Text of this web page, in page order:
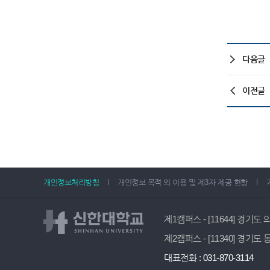
다음글
이전글
개인정보처리방침 개인정보 목적 외 이용 및 제3자 제공 현황
제1캠퍼스 - [11644] 경기도
제2캠퍼스 - [11340] 경기도
대표전화 : 031-870-3114